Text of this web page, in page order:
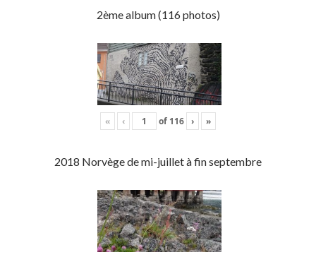
2ème album (116 photos)
« ‹ of 116 › »
2018 Norvège de mi-juillet à fin septembre